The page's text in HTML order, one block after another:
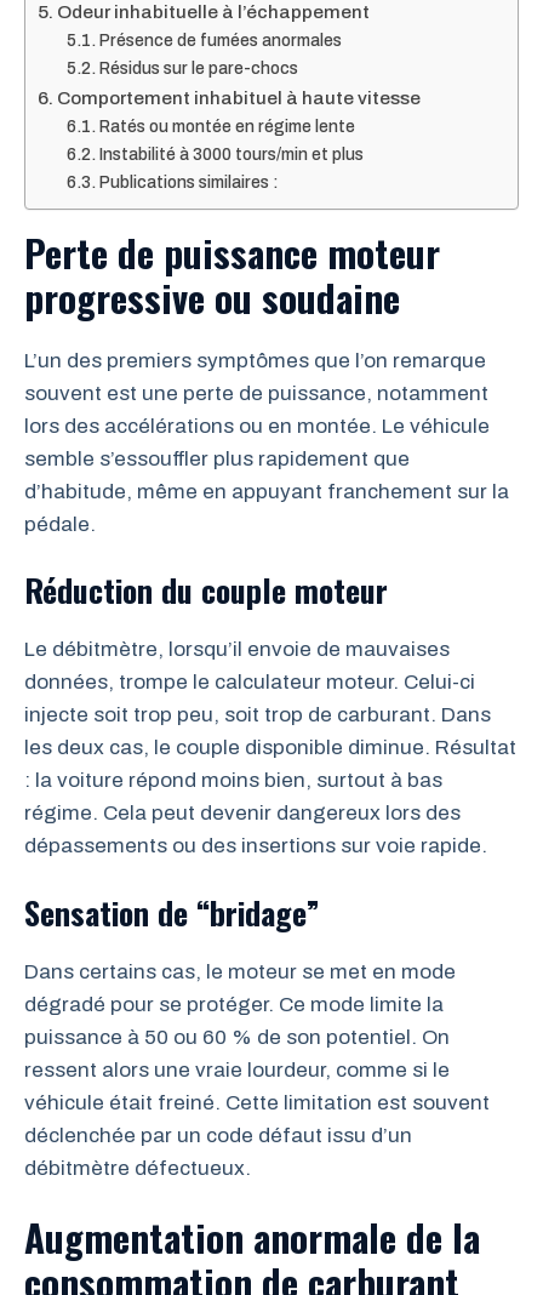
Odeur inhabituelle à l’échappement
Présence de fumées anormales
Résidus sur le pare-chocs
Comportement inhabituel à haute vitesse
Ratés ou montée en régime lente
Instabilité à 3000 tours/min et plus
Publications similaires :
Perte de puissance moteur
progressive ou soudaine
L’un des premiers symptômes que l’on remarque
souvent est une perte de puissance, notamment
lors des accélérations ou en montée. Le véhicule
semble s’essouffler plus rapidement que
d’habitude, même en appuyant franchement sur la
pédale.
Réduction du couple moteur
Le débitmètre, lorsqu’il envoie de mauvaises
données, trompe le calculateur moteur. Celui-ci
injecte soit trop peu, soit trop de carburant. Dans
les deux cas, le couple disponible diminue. Résultat
: la voiture répond moins bien, surtout à bas
régime. Cela peut devenir dangereux lors des
dépassements ou des insertions sur voie rapide.
Sensation de “bridage”
Dans certains cas, le moteur se met en mode
dégradé pour se protéger. Ce mode limite la
puissance à 50 ou 60 % de son potentiel. On
ressent alors une vraie lourdeur, comme si le
véhicule était freiné. Cette limitation est souvent
déclenchée par un code défaut issu d’un
débitmètre défectueux.
Augmentation anormale de la
consommation de carburant